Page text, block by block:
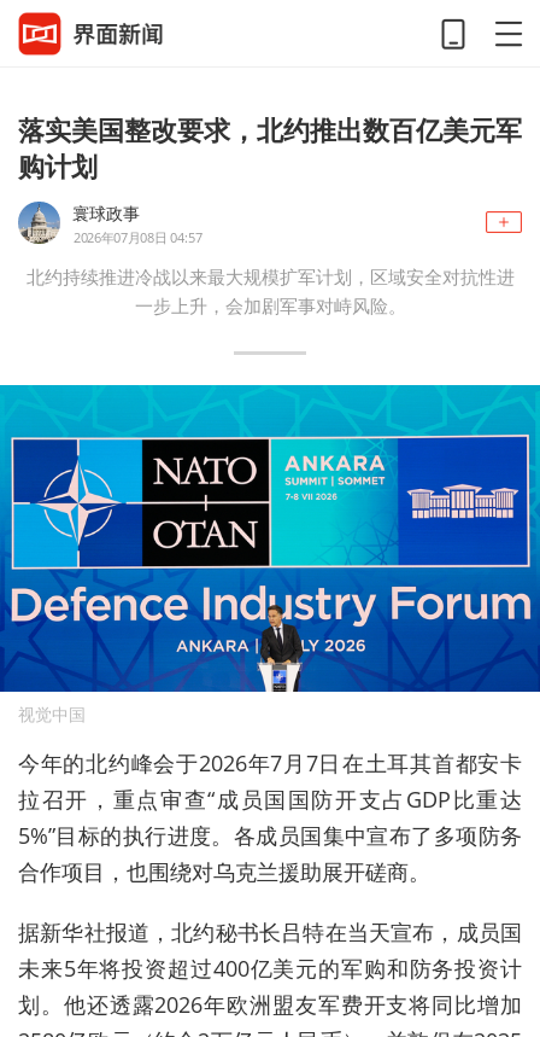
落实美国整改要求，北约推出数百亿美元军
购计划
寰球政事
2026年07月08日 04:57
北约持续推进冷战以来最大规模扩军计划，区域安全对抗性进
一步上升，会加剧军事对峙风险。
视觉中国
今年的北约峰会于‌2026年7月7日‌在土耳其首都安卡
拉召开，重点审查“成员国国防开支占GDP比重达
5%”目标的执行进度。各成员国集中宣布了多项防务
合作项目，也围绕对乌克兰援助展开磋商。
据新华社报道，北约秘书长吕特在当天宣布，成员国
未来5年将投资超过400亿美元的军购和防务投资计
划。他还透露2026年欧洲盟友军费开支将同比增加